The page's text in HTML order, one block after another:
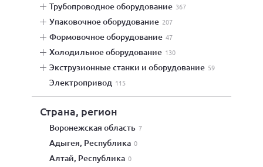
трубопроводное оборудование 367
упаковочное оборудование 207
формовочное оборудование 47
холодильное оборудование 130
экструзионные станки и оборудование 59
электропривод 115
Страна, регион
Воронежская область 7
Адыгея, Республика 0
Алтай, Республика 0